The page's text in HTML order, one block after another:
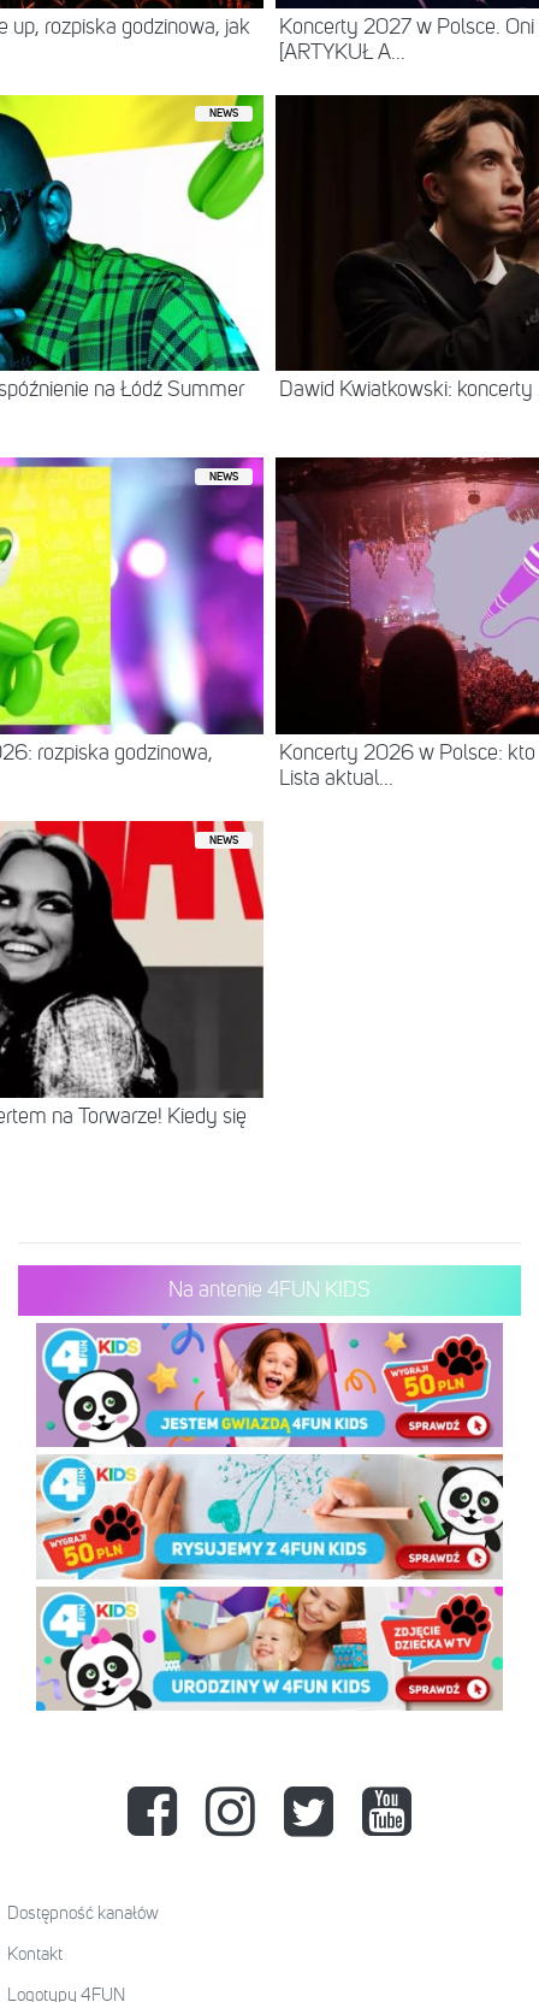
up, rozpiska godzinowa, jak
Koncerty 2027 w Polsce.
[ARTYKUŁ A...
NEWS
na Łódź Summer Dawid Kwiatkowski:
NEWS
rozpiska godzinowa,
Koncerty 2026 w Polsce:
Lista aktual...
NEWS
na Torwarze! Kiedy się
Na antenie 4FUN KIDS
Dostępność kanałów
Kontakt
Logotypy 4FUN